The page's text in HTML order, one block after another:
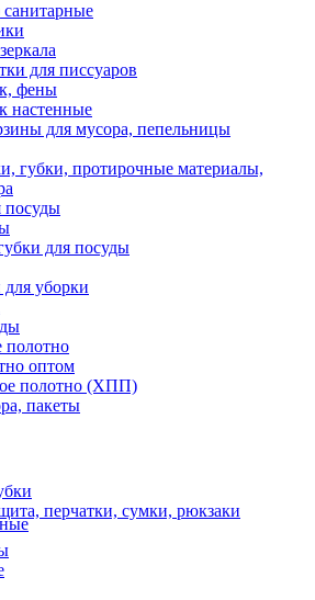
для писсуаров
фены
настенные
для мусора, пепельницы
губки, протирочные материалы,
посуды
для посуды
уборки
оптом
полотно (ХПП)
пакеты
перчатки, сумки, рюкзаки